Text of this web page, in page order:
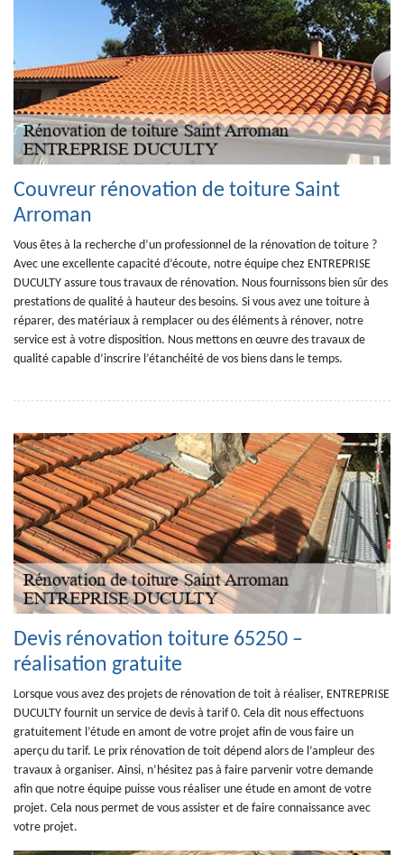
Couvreur rénovation de toiture Saint
Arroman
Vous êtes à la recherche d’un professionnel de la rénovation de toiture ?
Avec une excellente capacité d’écoute, notre équipe chez ENTREPRISE
DUCULTY assure tous travaux de rénovation. Nous fournissons bien sûr des
prestations de qualité à hauteur des besoins. Si vous avez une toiture à
réparer, des matériaux à remplacer ou des éléments à rénover, notre
service est à votre disposition. Nous mettons en œuvre des travaux de
qualité capable d’inscrire l’étanchéité de vos biens dans le temps.
Devis rénovation toiture 65250 –
réalisation gratuite
Lorsque vous avez des projets de rénovation de toit à réaliser, ENTREPRISE
DUCULTY fournit un service de devis à tarif 0. Cela dit nous effectuons
gratuitement l’étude en amont de votre projet afin de vous faire un
aperçu du tarif. Le prix rénovation de toit dépend alors de l’ampleur des
travaux à organiser. Ainsi, n’hésitez pas à faire parvenir votre demande
afin que notre équipe puisse vous réaliser une étude en amont de votre
projet. Cela nous permet de vous assister et de faire connaissance avec
votre projet.